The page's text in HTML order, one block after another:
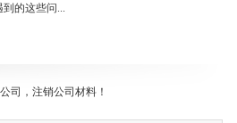
的这些问...
司，注销公司材料！